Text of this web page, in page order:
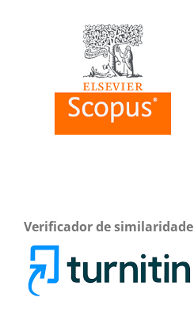
Verificador de similaridade